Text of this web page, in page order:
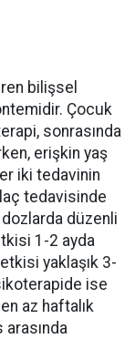
bilişsel
Çocuk
sonrasında
erişkin yaş
iki tedavinin
tedavisinde
dozlarda düzenli
1-2 ayda
yaklaşık 3-
ise
az haftalık